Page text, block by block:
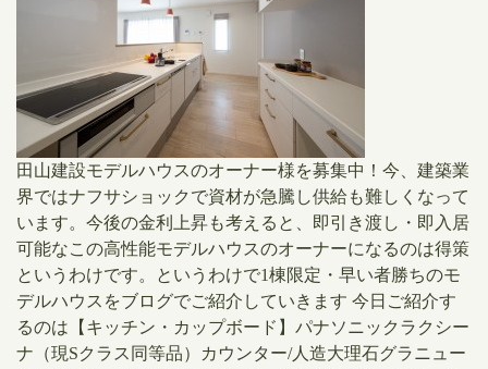
田山建設モデルハウスのオーナー様を募集中！今、建築業
界ではナフサショックで資材が急騰し供給も難しくなって
います。今後の金利上昇も考えると、即引き渡し・即入居
可能なこの高性能モデルハウスのオーナーになるのは得策
というわけです。というわけで1棟限定・早い者勝ちのモ
デルハウスをブログでご紹介していきます 今日ご紹介す
るのは【キッチン・カップボード】パナソニックラクシー
ナ（現Sクラス同等品）カウンター/人造大理石グラニュー